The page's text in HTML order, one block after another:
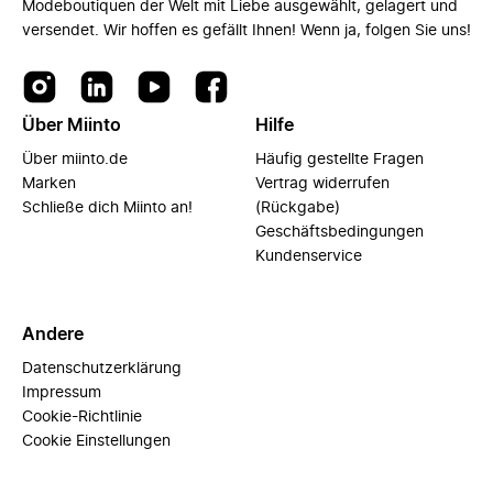
Modeboutiquen der Welt mit Liebe ausgewählt, gelagert und
versendet. Wir hoffen es gefällt Ihnen! Wenn ja, folgen Sie uns!
Über Miinto
Über miinto.de
Marken
Schließe dich Miinto an!
Hilfe
Häufig gestellte Fragen
Vertrag widerrufen
(Rückgabe)
Geschäftsbedingungen
Kundenservice
Andere
Datenschutzerklärung
Impressum
Cookie-Richtlinie
Cookie Einstellungen